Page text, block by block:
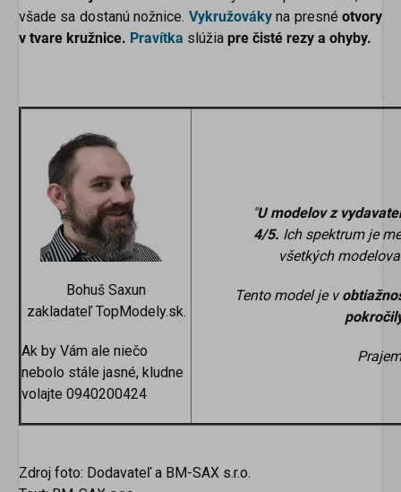
všade sa dostanú nožnice. Vykružováky na presnéotvory
v tvare kružnice. Pravítka slúžia pre čisté rezy a ohyby.
Bohuš Saxun
zakladateľ TopModely.sk.
Ak by Vám ale niečo
nebolo stále jasné, kludne
volajte 0940200424
"U modelov z
4/5. Ich spektrum je
všetkých
Tento model je v
Zdroj foto: Dodavateľ a BM-SAX s.r.o.